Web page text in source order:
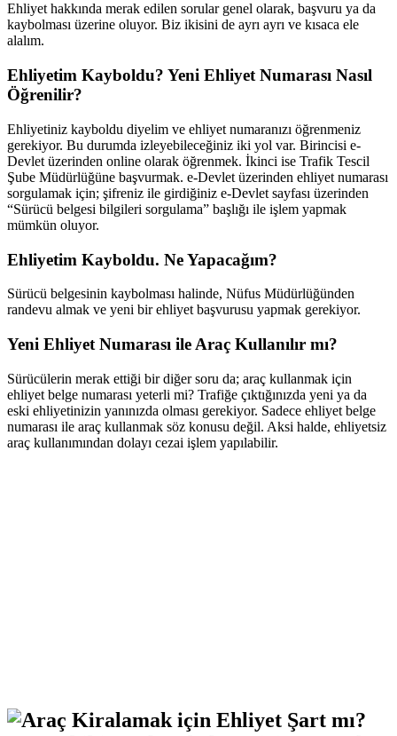
Ehliyet hakkında merak edilen sorular genel olarak, başvuru ya da
kaybolması üzerine oluyor. Biz ikisini de ayrı ayrı ve kısaca ele
alalım.
Ehliyetim Kayboldu? Yeni Ehliyet Numarası Nasıl
Öğrenilir?
Ehliyetiniz kayboldu diyelim ve ehliyet numaranızı öğrenmeniz
gerekiyor. Bu durumda izleyebileceğiniz iki yol var. Birincisi e-
Devlet üzerinden online olarak öğrenmek. İkinci ise Trafik Tescil
Şube Müdürlüğüne başvurmak. e-Devlet üzerinden ehliyet numarası
sorgulamak için; şifreniz ile girdiğiniz e-Devlet sayfası üzerinden
“Sürücü belgesi bilgileri sorgulama” başlığı ile işlem yapmak
mümkün oluyor.
Ehliyetim Kayboldu. Ne Yapacağım?
Sürücü belgesinin kaybolması halinde, Nüfus Müdürlüğünden
randevu almak ve yeni bir ehliyet başvurusu yapmak gerekiyor.
Yeni Ehliyet Numarası ile Araç Kullanılır mı?
Sürücülerin merak ettiği bir diğer soru da; araç kullanmak için
ehliyet belge numarası yeterli mi? Trafiğe çıktığınızda yeni ya da
eski ehliyetinizin yanınızda olması gerekiyor. Sadece ehliyet belge
numarası ile araç kullanmak söz konusu değil. Aksi halde, ehliyetsiz
araç kullanımından dolayı cezai işlem yapılabilir.